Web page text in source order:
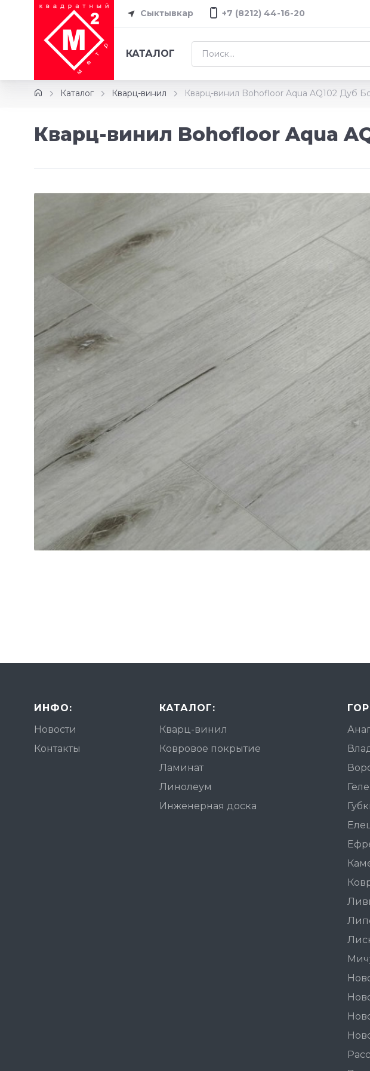
Сыктывкар +7 (8212) 44-16-20
КАТАЛОГ
Каталог Кварц-винил Кварц-винил Bohofloor Aqua AQ102 Дуб
Кварц-винил Bohofloor Aqua
ИНФО:
Новости
Контакты
КАТАЛОГ:
Кварц-винил
Ковровое покрытие
Ламинат
Линолеум
Инженерная доска